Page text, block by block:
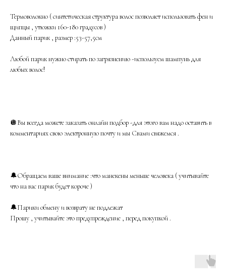
Термоволокно ( синтетическая структура волос позволяет использовать фен и
щипцы , утюжки 160-180 градусов )
Данный парик , размер :53-57,5см
Любой парик нужно стирать по загрязнению -используем шампунь для
любых волос!
🪩Вы всегда можете заказать онлайн подбор -для этого вам надо оставить в
комментариях свою электронную почту и мы Свами свяжемся .
🔔Обращаем ваше внимание :что манекены меньше человека ( учитывайте
что на вас парик будет короче )
🔔Парики обмену и возврату не подлежат
Прошу , учитывайте это предупреждение , перед покупкой .